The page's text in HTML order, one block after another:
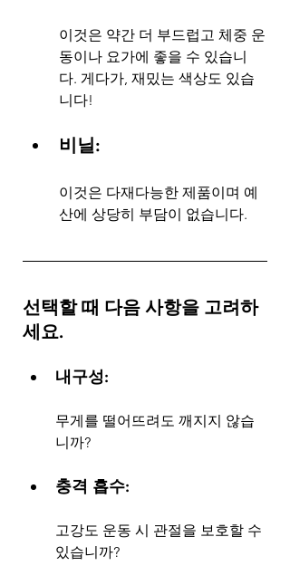
이것은 약간 더 부드럽고 체중 운
동이나 요가에 좋을 수 있습니
다. 게다가, 재밌는 색상도 있습
니다!
비닐:
이것은 다재다능한 제품이며 예
산에 상당히 부담이 없습니다.
선택할 때 다음 사항을 고려하
세요.
내구성:
무게를 떨어뜨려도 깨지지 않습
니까?
충격 흡수:
고강도 운동 시 관절을 보호할 수
있습니까?